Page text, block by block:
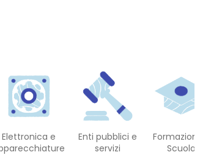
Elettronica e
Enti pubblici e
servizi
Formazione E
Scuola